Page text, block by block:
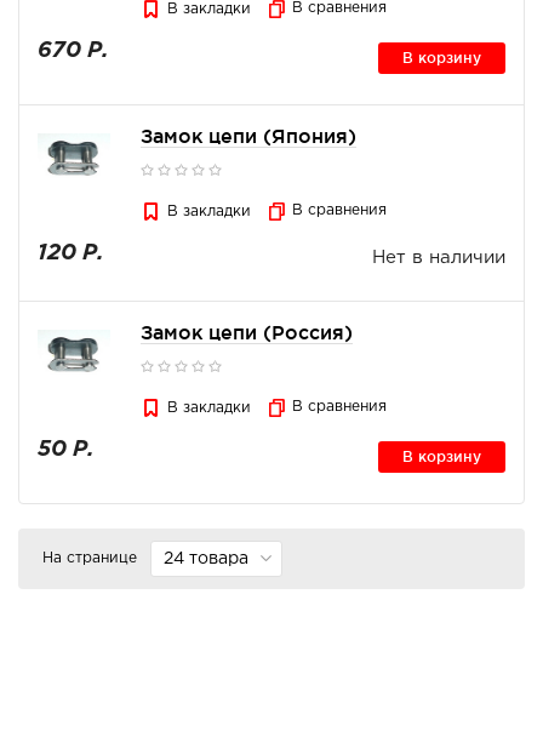
В закладки В сравнения
670 Р. В корзину
Замок цепи (Япония)
В закладки В сравнения
120 Р. Нет в наличии
Замок цепи (Россия)
В закладки В сравнения
50 Р. В корзину
На странице 24 товара